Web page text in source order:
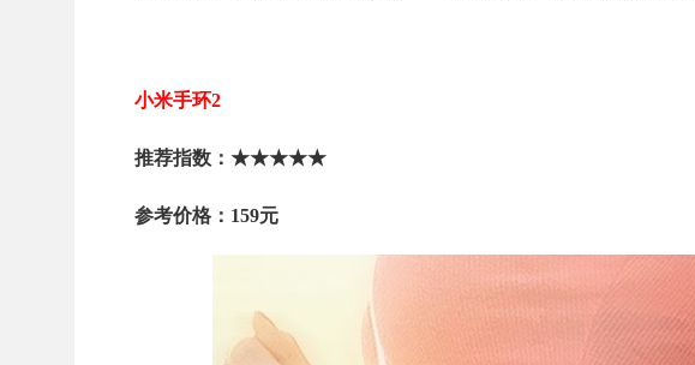
小米手环2
推荐指数：★★★★★
参考价格：159元